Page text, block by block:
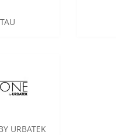
TAU
URBATEK